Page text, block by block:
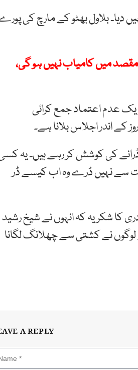
نہیں دیا۔ بلاول بھٹو کے مارچ کی
میں کامیاب نہیں ہو گی،
عدم اعتماد جمع کرائی
کی کوشش کر رہے ہیں۔ یہ
سے نہیں ڈرے وہ اب کیسے ڈر
کا شکریہ کہ انہوں نے شیخ رشید
نے کشتی سے چھلانگ لگانا
A REPLY